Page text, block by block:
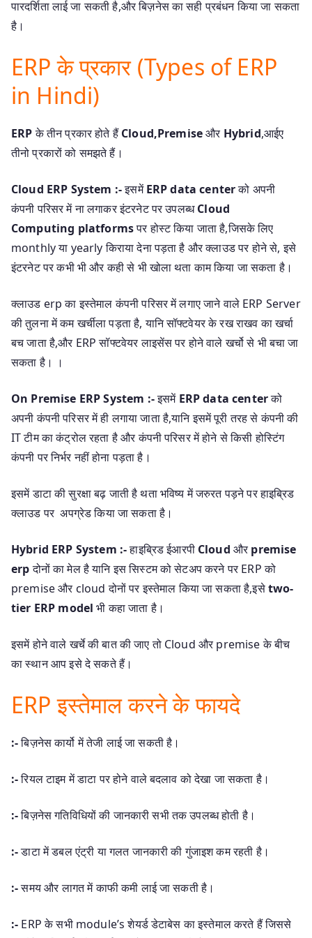
पारदर्शिता लाई जा सकती है,और बिज़नेस का सही प्रबंधन किया जा सकता
है।
ERP के प्रकार (Types of ERP
in Hindi)
ERPके तीन प्रकार होते हैंCloud,Premiseऔर Hybrid,आईए
तीनो प्रकारों को समझते हैं।
Cloud ERP System :-इसमेंERP data centerको अपनी
कंपनी परिसर में ना लगाकर इंटरनेट पर उपलब्धCloud
Computing platformsपर होस्ट किया जाता है,जिसके लिए
monthly या yearly किराया देना पड़ता है और क्लाउड पर होने से, इसे
इंटरनेट पर कभी भी और कही से भी खोला थता काम किया जा सकता है।
क्लाउड erp का इस्तेमाल कंपनी परिसर में लगाए जाने वाले ERP Server
की तुलना में कम खर्चीला पड़ता है, यानि सॉफ्टवेयर के रख राखव का खर्चा
बच जाता है,और ERP सॉफ्टवेयर लाइसेंस पर होने वाले खर्चो से भी बचा जा
सकता है। ।
On Premise ERP System :-इसमें ERP data centerको
अपनी कंपनी परिसर में ही लगाया जाता है,यानि इसमें पूरी तरह से कंपनी की
IT टीम का कंट्रोल रहता है और कंपनी परिसर में होने से किसी होस्टिंग
कंपनी पर निर्भर नहीं होना पड़ता है।
इसमें डाटा की सुरक्षा बढ़ जाती है थता भविष्य में जरुरत पड़ने पर हाइब्रिड
क्लाउड पर अपग्रेड किया जा सकता है।
Hybrid ERP System :-हाइब्रिड ईआरपी Cloud और premise
erpदोनों का मेल है यानि इस सिस्टम को सेटअप करने पर ERP को
premise और cloud दोनों पर इस्तेमाल किया जा सकता है,इसेtwo-
tier ERP model भी कहा जाता है।
इसमें होने वाले खर्चे की बात की जाए तो Cloud और premise के बीच
का स्थान आप इसे दे सकते हैं।
ERP इस्तेमाल करने के फायदे
:-बिज़नेस कार्यो में तेजी लाई जा सकती है।
:-रियल टाइम में डाटा पर होने वाले बदलाव को देखा जा सकता है।
:-बिज़नेस गतिविधियों की जानकारी सभी तक उपलब्ध होती है।
:-डाटा में डबल एंट्री या गलत जानकारी की गुंजाइश कम रहती है।
:-समय और लागत में काफी कमी लाई जा सकती है।
:- ERP के सभी module’s शेयर्ड डेटाबेस का इस्तेमाल करते हैं जिससे